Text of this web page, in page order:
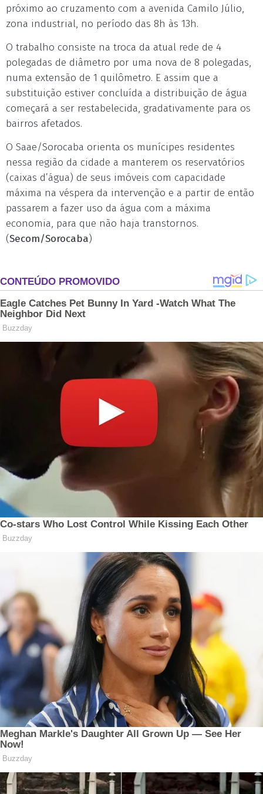
próximo ao cruzamento com a avenida Camilo Júlio,
zona industrial, no período das 8h às 13h.
O trabalho consiste na troca da atual rede de 4
polegadas de diâmetro por uma nova de 8 polegadas,
numa extensão de 1 quilômetro. E assim que a
substituição estiver concluída a distribuição de água
começará a ser restabelecida, gradativamente para os
bairros afetados.
O Saae/Sorocaba orienta os munícipes residentes
nessa região da cidade a manterem os reservatórios
(caixas d’água) de seus imóveis com capacidade
máxima na véspera da intervenção e a partir de então
passarem a fazer uso da água com a máxima
economia, para que não haja transtornos.
(Secom/Sorocaba)